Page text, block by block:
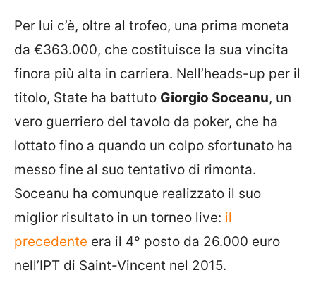
Per lui c’è, oltre al trofeo, una prima moneta
da €363.000, che costituisce la sua vincita
finora più alta in carriera. Nell’heads-up per il
titolo, State ha battuto Giorgio Soceanu, un
vero guerriero del tavolo da poker, che ha
lottato fino a quando un colpo sfortunato ha
messo fine al suo tentativo di rimonta.
Soceanu ha comunque realizzato il suo
miglior risultato in un torneo live: il
precedente era il 4° posto da 26.000 euro
nell’IPT di Saint-Vincent nel 2015.